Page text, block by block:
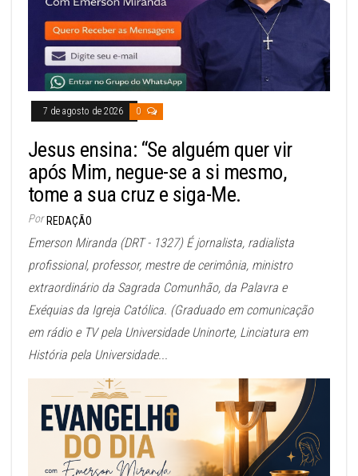
7 de agosto de 2026 0
Jesus ensina: “Se alguém quer vir
após Mim, negue-se a si mesmo,
tome a sua cruz e siga-Me.
Por REDAÇÃO
Emerson Miranda (DRT - 1327) É jornalista, radialista
profissional, professor, mestre de cerimônia, ministro
extraordinário da Sagrada Comunhão, da Palavra e
Exéquias da Igreja Católica. (Graduado em comunicação
em rádio e TV pela Universidade Uninorte, Linciatura em
História pela Universidade...